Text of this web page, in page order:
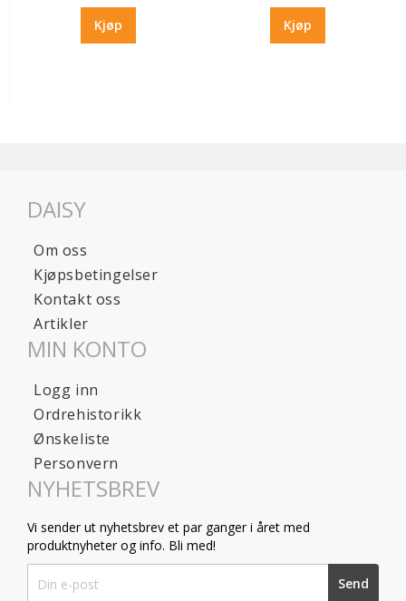
Kjøp Kjøp
DAISY
Om oss
Kjøpsbetingelser
Kontakt oss
Artikler
MIN KONTO
Logg inn
Ordrehistorikk
Ønskeliste
Personvern
NYHETSBREV
Vi sender ut nyhetsbrev et par ganger i året med
produktnyheter og info. Bli med!
Up
Send